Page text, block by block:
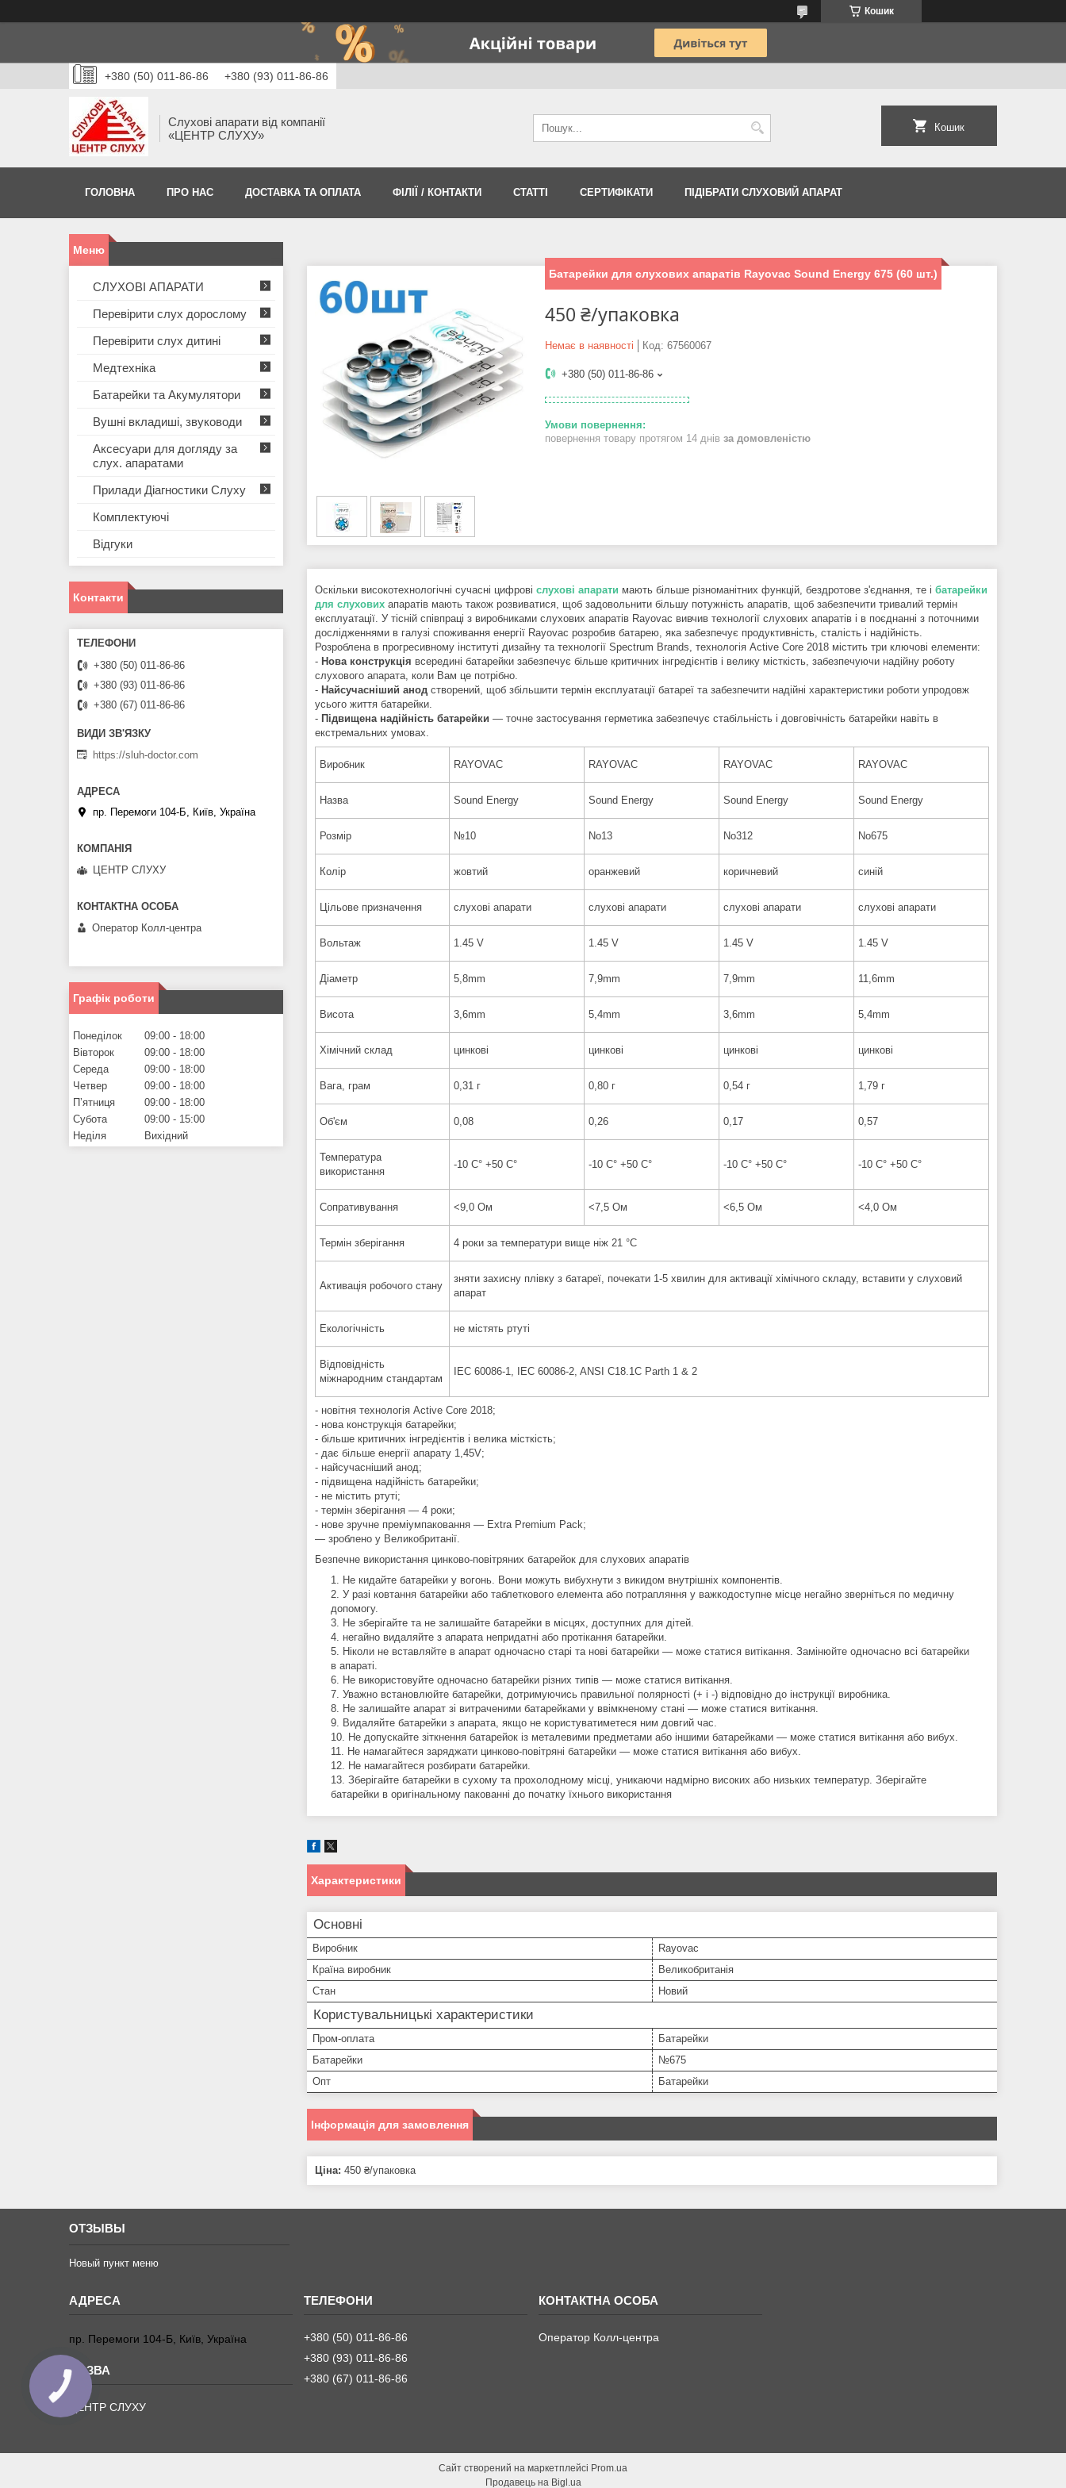
Кошик
+380 (50) 011-86-86 +380 (93) 011-86-86
Слухові апарати від компанії
«ЦЕНТР СЛУХУ»
Кошик
ГОЛОВНА ПРО НАС ДОСТАВКА ТА ОПЛАТА ФІЛІЇ / КОНТАКТИ СТАТТІ СЕРТИФІКАТИ ПІДІБРАТИ СЛУХОВИЙ АПАРАТ
Батарейки для слухових апаратів Rayovac Sound Energy 675 (60 шт.)
450 ₴/упаковка
Немає в наявності Код: 67560067
+380 (50) 011-86-86
повернення товару протягом 14 днів за домовленістю
Оскільки високотехнологічні сучасні цифрові слухові апарати мають більше різноманітних функцій, бездротове з'єднання, те і батарейки
для слухових апаратів мають також розвиватися, щоб задовольнити більшу потужність апаратів, щоб забезпечити тривалий термін
експлуатації. У тісній співпраці з виробниками слухових апаратів Rayovac вивчив технології слухових апаратів і в поєднанні з поточними
дослідженнями в галузі споживання енергії Rayovac розробив батарею, яка забезпечує продуктивність, сталість і надійність.
Розроблена в прогресивному інституті дизайну та технології Spectrum Brands, технологія Active Core 2018 містить три ключові елементи:
- Нова конструкція всередині батарейки забезпечує більше критичних інгредієнтів і велику місткість, забезпечуючи надійну роботу
слухового апарата, коли Вам це потрібно.
- Найсучасніший анод створений, щоб збільшити термін експлуатації батареї та забезпечити надійні характеристики роботи упродовж
усього життя батарейки.
- Підвищена надійність батарейки — точне застосування герметика забезпечує стабільність і довговічність батарейки навіть в
екстремальних умовах.
Виробник RAYOVAC RAYOVAC RAYOVAC RAYOVAC
Назва Sound Energy Sound Energy Sound Energy Sound Energy
Розмір №10 No13 No312 No675
Колір жовтий оранжевий коричневий синій
Цільове призначення слухові апарати слухові апарати слухові апарати слухові апарати
Вольтаж 1.45 V 1.45 V 1.45 V 1.45 V
Діаметр 5,8mm 7,9mm 7,9mm 11,6mm
Висота 3,6mm 5,4mm 3,6mm 5,4mm
Хімічний склад цинкові цинкові цинкові цинкові
Вага, грам 0,31 г 0,80 г 0,54 г 1,79 г
Об'єм 0,08 0,26 0,17 0,57
Температура
використання
-10 C° +50 C° -10 C° +50 C° -10 C° +50 C° -10 C° +50 C°
Сопративування <9,0 Ом <7,5 Ом <6,5 Ом <4,0 Ом
Термін зберігання 4 роки за температури вище ніж 21 °C
Активація робочого стану
зняти захисну плівку з батареї, почекати 1-5 хвилин для активації хімічного складу, вставити у слуховий
апарат
Екологічність не містять ртуті
Відповідність
міжнародним стандартам
IEC 60086-1, IEC 60086-2, ANSI C18.1C Parth 1 & 2
- новітня технологія Active Core 2018;
- нова конструкція батарейки;
- більше критичних інгредієнтів і велика місткість;
- дає більше енергії апарату 1,45V;
- найсучасніший анод;
- підвищена надійність батарейки;
- не містить ртуті;
- термін зберігання — 4 роки;
- нове зручне преміумпаковання — Extra Premium Pack;
— зроблено у Великобританії.
Безпечне використання цинково-повітряних батарейок для слухових апаратів
Не кидайте батарейки у вогонь. Вони можуть вибухнути з викидом внутрішніх компонентів.
У разі ковтання батарейки або таблеткового елемента або потрапляння у важкодоступне місце негайно зверніться по медичну
допомогу.
Не зберігайте та не залишайте батарейки в місцях, доступних для дітей.
негайно видаляйте з апарата непридатні або протікання батарейки.
Ніколи не вставляйте в апарат одночасно старі та нові батарейки — може статися витікання. Замінюйте одночасно всі батарейки
в апараті.
Не використовуйте одночасно батарейки різних типів — може статися витікання.
Уважно встановлюйте батарейки, дотримуючись правильної полярності (+ і -) відповідно до інструкції виробника.
Не залишайте апарат зі витраченими батарейками у ввімкненому стані — може статися витікання.
Видаляйте батарейки з апарата, якщо не користуватиметеся ним довгий час.
Не допускайте зіткнення батарейок із металевими предметами або іншими батарейками — може статися витікання або вибух.
Не намагайтеся заряджати цинково-повітряні батарейки — може статися витікання або вибух.
Не намагайтеся розбирати батарейки.
Зберігайте батарейки в сухому та прохолодному місці, уникаючи надмірно високих або низьких температур. Зберігайте
батарейки в оригінальному пакованні до початку їхнього використання
Характеристики
Основні
Виробник
Rayovac
Країна виробник
Великобританія
Стан
Новий
Користувальницькі характеристики
Пром-оплата
Батарейки
Батарейки
№675
Опт
Батарейки
Інформація для замовлення
Ціна: 450 ₴/упаковка
СЛУХОВІ АПАРАТИ
Перевірити слух дорослому
Перевірити слух дитині
Медтехніка
Батарейки та Акумулятори
Вушні вкладиші, звуководи
Аксесуари для догляду за
слух. апаратами
Прилади Діагностики Слуху
Комплектуючі
Відгуки
Контакти
+380 (50) 011-86-86
+380 (93) 011-86-86
+380 (67) 011-86-86
https://sluh-doctor.com
пр. Перемоги 104-Б, Київ, Україна
ЦЕНТР СЛУХУ
Оператор Колл-центра
Графік роботи
Понеділок 09:00
18:00
Вівторок
09:00
18:00
Середа
09:00
18:00
Четвер
09:00
18:00
Пʼятниця
09:00
18:00
Субота
09:00
15:00
Неділя
Вихідний
ОТЗЫВЫ
Новый пункт меню
пр. Перемоги 104-Б, Київ, Україна
ЦЕНТР СЛУХУ
+380 (50) 011-86-86
+380 (93) 011-86-86
+380 (67) 011-86-86
Оператор Колл-центра
Сайт створений на маркетплейсі Prom.ua
Продавець на Bigl.ua